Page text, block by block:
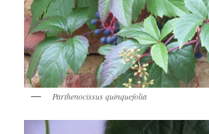
Parthenocissus quinquefolia